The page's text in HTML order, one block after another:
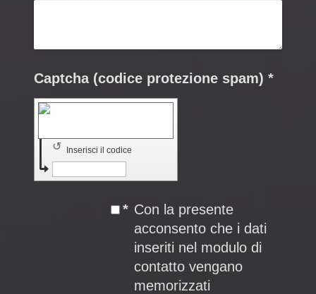
Captcha (codice protezione spam) *
Inserisci il codice
↺
* Con la presente
acconsento che i dati
inseriti nel modulo di
contatto vengano
memorizzati